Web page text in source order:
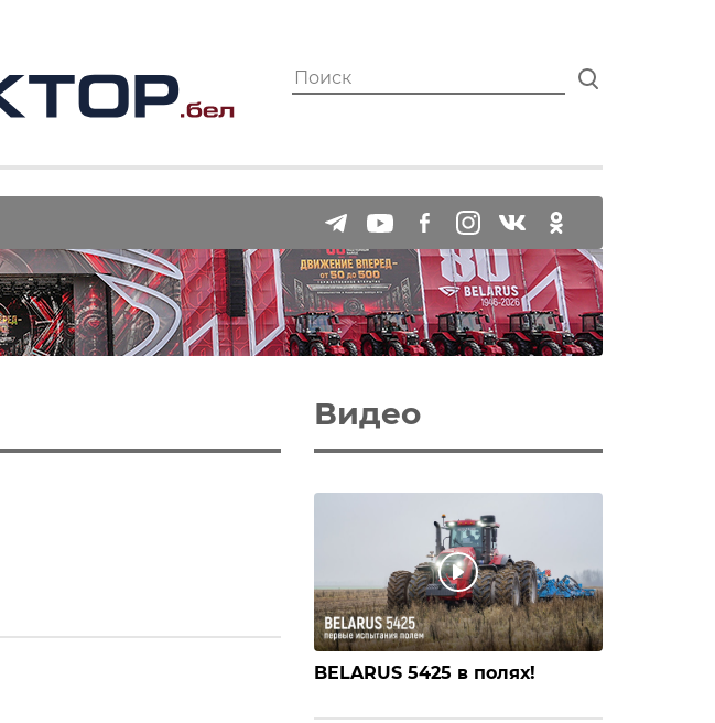
Видео
BELARUS 5425 в полях!